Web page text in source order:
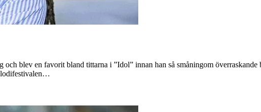
blev en favorit bland tittarna i ”Idol” innan han så småningom